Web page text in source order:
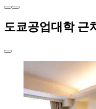
도쿄공업대학 근